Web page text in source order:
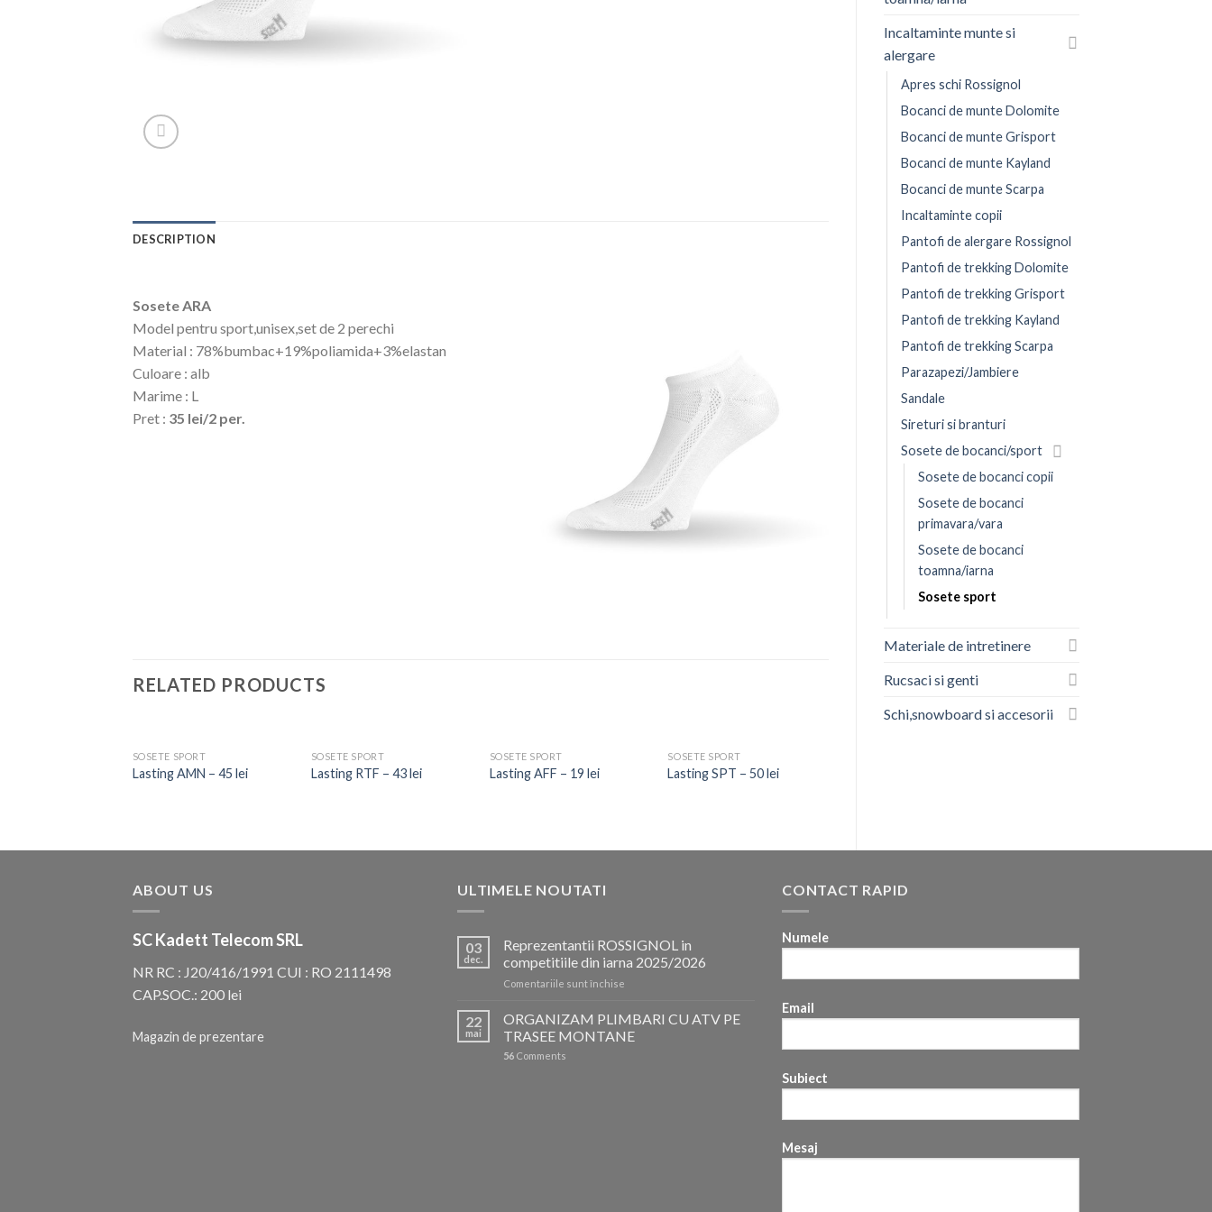
Incaltaminte munte si
alergare
Apres schi Rossignol
Bocanci de munte Dolomite
Bocanci de munte Grisport
Bocanci de munte Kayland
Bocanci de munte Scarpa
Incaltaminte copii
Pantofi de alergare Rossignol
Pantofi de trekking Dolomite
Pantofi de trekking Grisport
Pantofi de trekking Kayland
Pantofi de trekking Scarpa
Parazapezi/Jambiere
Sandale
Sireturi si branturi
Sosete de bocanci/sport
Sosete de bocanci copii
Sosete de bocanci
primavara/vara
Sosete de bocanci
toamna/iarna
Sosete sport
Materiale de intretinere
Rucsaci si genti
Schi,snowboard si accesorii
DESCRIPTION
Sosete ARA
Model pentru sport,unisex,set de 2 perechi
Material : 78%bumbac+19%poliamida+3%elastan
Culoare : alb
Marime : L
Pret : 35 lei/2 per.
RELATED PRODUCTS
SOSETE SPORT
Lasting AMN – 45 lei
SOSETE SPORT
Lasting RTF – 43 lei
SOSETE SPORT
Lasting AFF – 19 lei
SOSETE SPORT
Lasting SPT – 50 lei
ABOUT US
SC Kadett Telecom SRL
NR RC : J20/416/1991 CUI : RO 2111498
CAP.SOC.: 200 lei
Magazin de prezentare
ULTIMELE NOUTATI
03
dec.
Reprezentantii ROSSIGNOL in
competitiile din iarna 2025/2026
Comentariile sunt închisepentru
ROSSIGNOL
competitiile
22
mai
ORGANIZAM PLIMBARI CU ATV PE
TRASEE MONTANE
56Comments
CONTACT RAPID
Numele
Email
Subiect
Mesaj